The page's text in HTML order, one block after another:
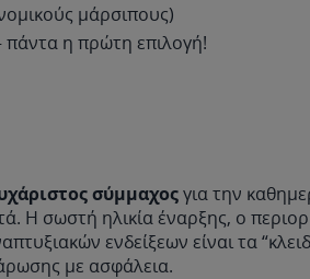
μάρσιπους)
πάντα η πρώτη επιλογή!
σύμμαχοςγια την
Η σωστή ηλικία έναρξης, ο
ενδείξεων είναι τα
με ασφάλεια.